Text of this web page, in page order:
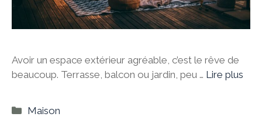
Avoir un espace extérieur agréable, c’est le rêve de
beaucoup. Terrasse, balcon ou jardin, peu … Lire plus
Catégories
Maison